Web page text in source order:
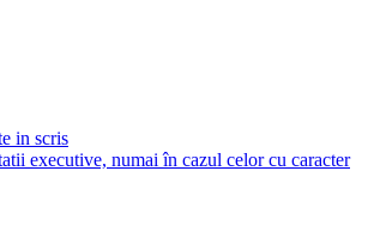
in scris
executive, numai în cazul celor cu caracter